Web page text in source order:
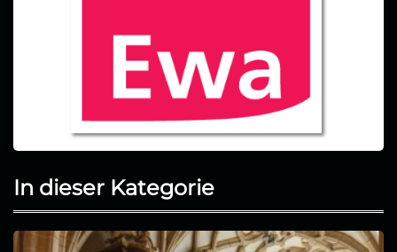
In dieser Kategorie